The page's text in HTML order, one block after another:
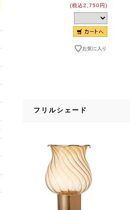
(税込2,750円)
フリルシェード